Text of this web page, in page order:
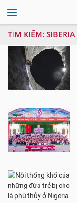
TÌM KIẾM:SIBERIA